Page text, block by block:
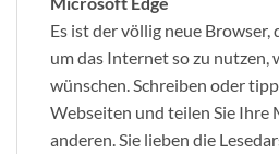
Es ist der völlig neue
um das Internet so zu nutzen,
wünschen.Schreiben oder
Webseiten und teilen Sie Ihre
anderen.Sie lieben die